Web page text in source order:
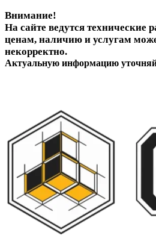
Внимание!
На сайте ведутся технические
ценам, наличию и услугам
некорректно.
Актуальную информацию